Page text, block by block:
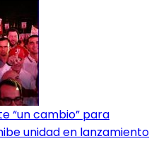
“un cambio” para
unidad en lanzamiento